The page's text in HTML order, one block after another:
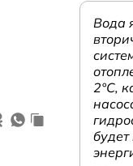
Вода
2°С,